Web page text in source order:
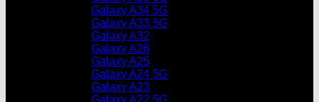
Galaxy A34 5G
Galaxy A33 5G
Galaxy A32
Galaxy A26
Galaxy A25
Galaxy A24 5G
Galaxy A23
Galaxy A22 5G